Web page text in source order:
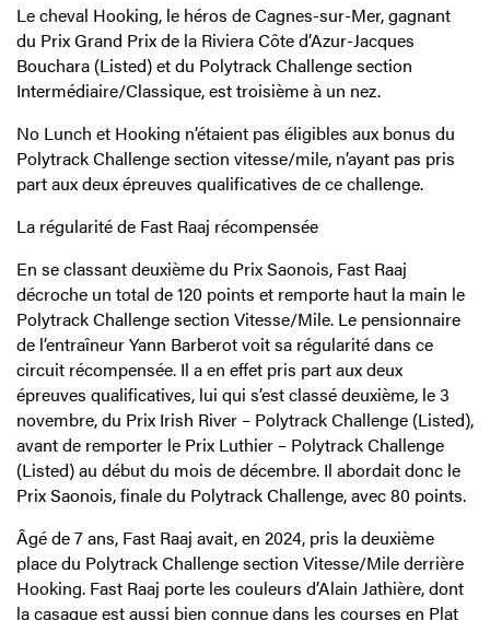
Le cheval Hooking, le héros de Cagnes-sur-Mer, gagnant
du Prix Grand Prix de la Riviera Côte d’Azur-Jacques
Bouchara (Listed) et du Polytrack Challenge section
Intermédiaire/Classique, est troisième à un nez.
No Lunch et Hooking n’étaient pas éligibles aux bonus du
Polytrack Challenge section vitesse/mile, n’ayant pas pris
part aux deux épreuves qualificatives de ce challenge.
La régularité de Fast Raaj récompensée
En se classant deuxième du Prix Saonois, Fast Raaj
décroche un total de 120 points et remporte haut la main le
Polytrack Challenge section Vitesse/Mile. Le pensionnaire
de l’entraîneur Yann Barberot voit sa régularité dans ce
circuit récompensée. Il a en effet pris part aux deux
épreuves qualificatives, lui qui s’est classé deuxième, le 3
novembre, du Prix Irish River – Polytrack Challenge (Listed),
avant de remporter le Prix Luthier – Polytrack Challenge
(Listed) au début du mois de décembre. Il abordait donc le
Prix Saonois, finale du Polytrack Challenge, avec 80 points.
Âgé de 7 ans, Fast Raaj avait, en 2024, pris la deuxième
place du Polytrack Challenge section Vitesse/Mile derrière
Hooking. Fast Raaj porte les couleurs d’Alain Jathière, dont
la casaque est aussi bien connue dans les courses en Plat